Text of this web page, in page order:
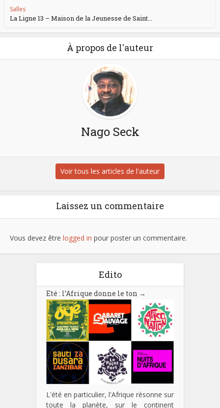
Salles
La Ligne 13 – Maison de la Jeunesse de Saint...
À propos de l'auteur
Nago Seck
Voir tous les articles de l'auteur
Laissez un commentaire
Vous devez être logged in pour poster un commentaire.
Edito
Eté : l’Afrique donne le ton →
L'été en particulier, l'Afrique résonne sur
toute la planète, sur le continent